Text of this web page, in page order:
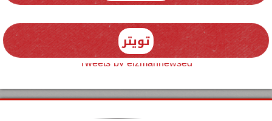
تويتر
Tweets by elzmannewseg